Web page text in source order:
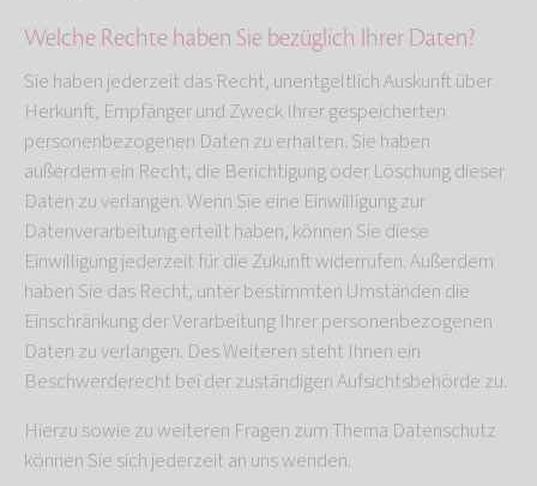
Welche Rechte haben Sie bezüglich Ihrer Daten?
Sie haben jederzeit das Recht, unentgeltlich Auskunft über
Herkunft, Empfänger und Zweck Ihrer gespeicherten
personenbezogenen Daten zu erhalten. Sie haben
außerdem ein Recht, die Berichtigung oder Löschung dieser
Daten zu verlangen. Wenn Sie eine Einwilligung zur
Datenverarbeitung erteilt haben, können Sie diese
Einwilligung jederzeit für die Zukunft widerrufen. Außerdem
haben Sie das Recht, unter bestimmten Umständen die
Einschränkung der Verarbeitung Ihrer personenbezogenen
Daten zu verlangen. Des Weiteren steht Ihnen ein
Beschwerderecht bei der zuständigen Aufsichtsbehörde zu.
Hierzu sowie zu weiteren Fragen zum Thema Datenschutz
können Sie sich jederzeit an uns wenden.